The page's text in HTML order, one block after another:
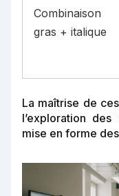
Combinaison
gras + italique
La maîtrise de
l’exploration
mise en forme